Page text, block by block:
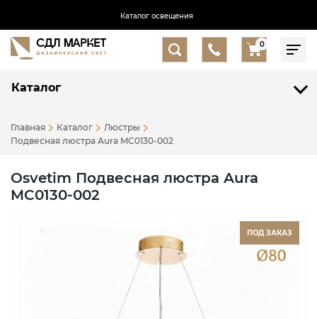
Каталог освещения
0
Каталог
Главная Каталог
Люстры
Подвесная люстра Aura MC0130-002
Osvetim Подвесная люстра Aura
MC0130-002
ПОД ЗАКАЗ